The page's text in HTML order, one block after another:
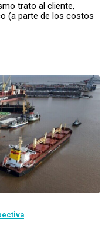
trato al cliente,
(a parte de los costos